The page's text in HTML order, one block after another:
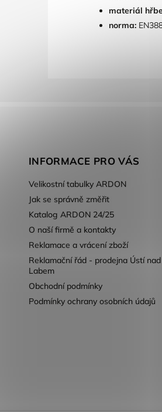
materiál
norma:
INFORMACE PRO VÁS
Velikostní tabulky ARDON
Jak se správně změřit
Katalog ARDON 24/25
O naší firmě a kontakty
Reklamace a vrácení zboží
Reklamační řád - prodejna Ústí nad
Labem
Obchodní podmínky
Podmínky ochrany osobních údajů